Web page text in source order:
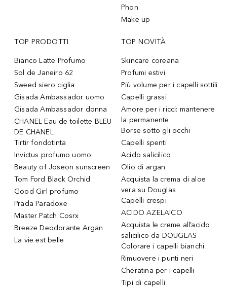
Phon
Make up
TOP PRODOTTI
Bianco Latte Profumo
Sol de Janeiro 62
Sweed siero ciglia
Gisada Ambassador uomo
Gisada Ambassador donna
CHANEL Eau de toilette BLEU
DE CHANEL
Tirtir fondotinta
Invictus profumo uomo
Beauty of Joseon sunscreen
Tom Ford Black Orchid
Good Girl profumo
Prada Paradoxe
Master Patch Cosrx
Breeze Deodorante Argan
La vie est belle
TOP NOVITÀ
Skincare coreana
Profumi estivi
Più volume per i capelli sottili
Capelli grassi
Amore per i ricci: mantenere
la permanente
Borse sotto gli occhi
Capelli spenti
Acido salicilico
Olio di argan
Acquista la crema di aloe
vera su Douglas
Capelli crespi
ACIDO AZELAICO
Acquista le creme all’acido
salicilico da DOUGLAS
Colorare i capelli bianchi
Rimuovere i punti neri
Cheratina per i capelli
Tipi di capelli